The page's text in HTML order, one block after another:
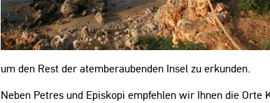
um den Rest der atemberaubenden Insel zu erkunden.
Neben Petres und Episkopi empfehlen wir Ihnen die